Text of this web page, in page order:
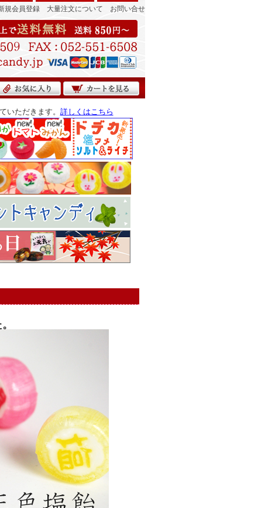
規会員登録 大量注文について お問い合せ
いただきます。 詳しくはこちら